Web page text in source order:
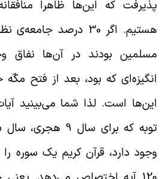
که این‌ها ظاهراً
هستیم. اگر 30 درصد
بودند در آن‌ها نفاق
که بود، بعد از فتح
است. لذا شما می‌بینید
توبه که برای سال 9
دارد، قرآن کریم یک سوره را